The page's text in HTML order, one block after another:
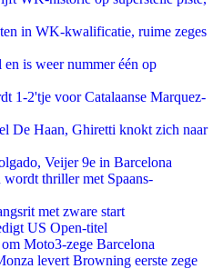
in WK-kwalificatie, ruime zeges
is weer nummer één op
1-2'tje voor Catalaanse Marquez-
De Haan, Ghiretti knokt zich naar
Veijer 9e in Barcelona
thriller met Spaans-
met zware start
US Open-titel
Moto3-zege Barcelona
levert Browning eerste zege